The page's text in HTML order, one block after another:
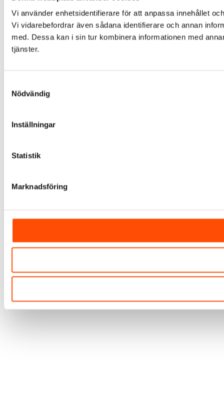
Vi använder enhetsidentifierare för att anpassa innehållet
Vi vidarebefordrar även sådana identifierare och annan
med. Dessa kan i sin tur kombinera informationen med
tjänster.
Nödvändig
Inställningar
Statistik
Marknadsföring